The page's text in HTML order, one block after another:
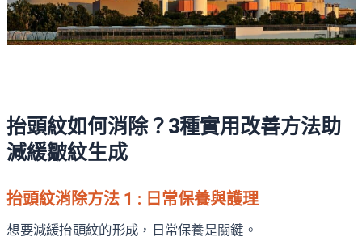
抬頭紋如何消除？3種實用改善方法助
減緩皺紋生成
抬頭紋消除方法 1 : 日常保養與護理
想要減緩抬頭紋的形成，日常保養是關鍵。